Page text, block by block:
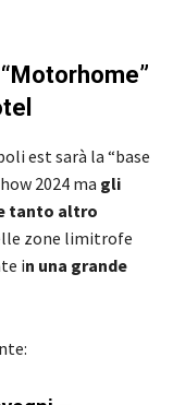
est sarà la “base
2024 ma gli
tanto altro
zone limitrofe
in una grande